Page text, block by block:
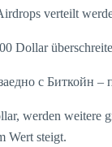
verteilt
Dollar
werden
Wert steigt.